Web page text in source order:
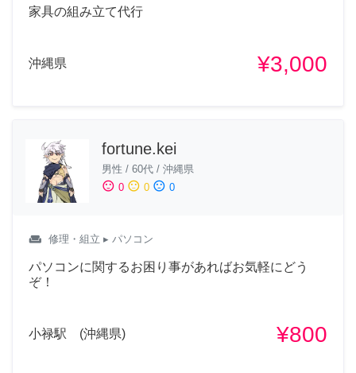
家具の組み立て代行
沖縄県 ¥3,000
fortune.kei
男性 / 60代 / 沖縄県
sentiment_satisfied 0 sentiment_neutral 0 sentiment_dissatisfied 0
weekend 修理・組立 ▸ パソコン
パソコンに関するお困り事があればお気軽にどう
ぞ！
小禄駅 (沖縄県) ¥800